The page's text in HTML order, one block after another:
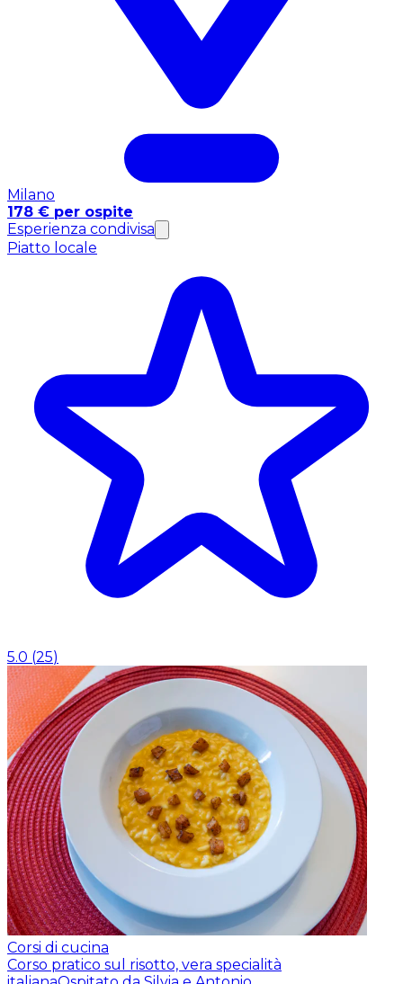
Milano
178 € per ospite
Esperienza condivisa
Piatto locale
5.0 (25)
Corsi di cucina
Corso pratico sul risotto, vera specialità